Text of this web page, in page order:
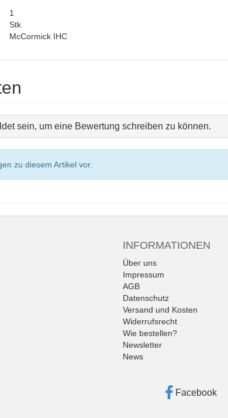
1
Stk
McCormick IHC
sein, um eine Bewertung schreiben zu können.
zu diesem Artikel vor.
INFORMATIONEN
Über uns
Impressum
AGB
Datenschutz
Versand und Kosten
Widerrufsrecht
Wie bestellen?
Newsletter
News
Facebook